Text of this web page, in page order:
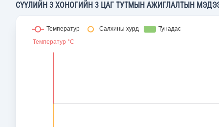
СҮҮЛИЙН 3 ХОНОГИЙН 3 ЦАГ ТУТМЫН АЖИГЛАЛТЫН